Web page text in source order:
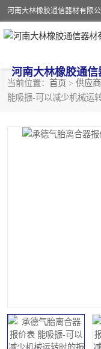
河南大林橡胶通
当前位置： 首页 > 供应
能吸振-可以减少机械运
推盘离合器
VC离合器